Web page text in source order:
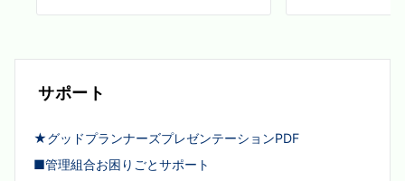
サポート
★グッドプランナーズプレゼンテーションPDF
■管理組合お困りごとサポート